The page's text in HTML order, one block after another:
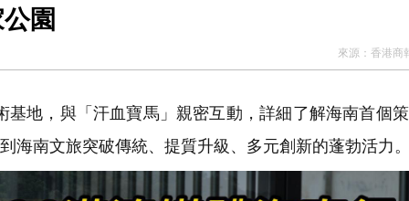
園
來源： 香港商
地，與「汗血寶馬」親密互動，詳細了解海南首個
南文旅突破傳統、提質升級、多元創新的蓬勃活力。